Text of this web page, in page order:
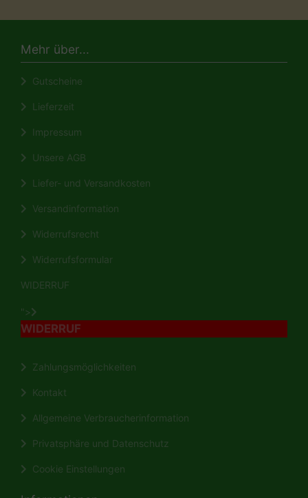
Mehr über...
Gutscheine
Lieferzeit
Impressum
Unsere AGB
Liefer- und Versandkosten
Versandinformation
Widerrufsrecht
Widerrufsformular
WIDERRUF
">
WIDERRUF
Zahlungsmöglichkeiten
Kontakt
Allgemeine Verbraucherinformation
Privatsphäre und Datenschutz
Cookie Einstellungen